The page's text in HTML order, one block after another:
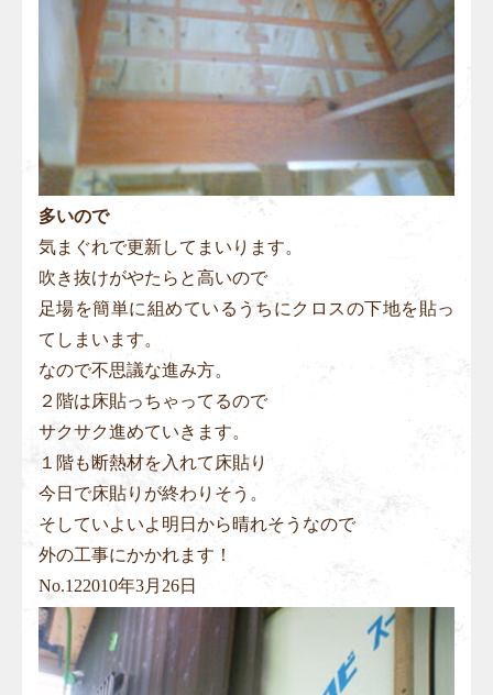
多いので
気まぐれで更新してまいります。
吹き抜けがやたらと高いので
足場を簡単に組めているうちにクロスの下地を貼っ
てしまいます。
なので不思議な進み方。
２階は床貼っちゃってるので
サクサク進めていきます。
１階も断熱材を入れて床貼り
今日で床貼りが終わりそう。
そしていよいよ明日から晴れそうなので
外の工事にかかれます！
No.122010年3月26日